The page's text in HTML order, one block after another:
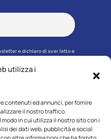
utilizza i
contenuti ed annunci, per fornire
il nostro traffico.
in cui utilizza il nostro sito con i
dei dati web, pubblicità e social
e dichiaro di aver letto e
in ciascuna newsletter.